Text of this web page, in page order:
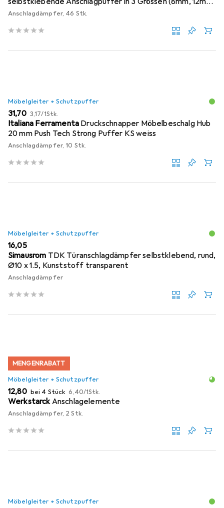
18mm)
Anschlagdämpfer, 46 Stk.
Möbelgleiter + Schutzpuffer
EUR
31,70 EUR
3,17/1Stk.
Italiana Ferramenta Druckschnapper Möbelbeschalg Hub
20 mm Push Tech Strong Puffer KS weiss
Anschlagdämpfer, 10 Stk.
Möbelgleiter + Schutzpuffer
EUR
16,05
Simausrom TDK Türanschlagdämpfer selbstklebend, rund,
Ø10 x 1.5, Kunststoff transparent
Anschlagdämpfer
MENGENRABATT
Möbelgleiter + Schutzpuffer
EUR
12,80 bei 4 Stück EUR
6,40/1Stk.
WerkstarckAnschlagelemente
Anschlagdämpfer, 2 Stk.
Möbelgleiter + Schutzpuffer